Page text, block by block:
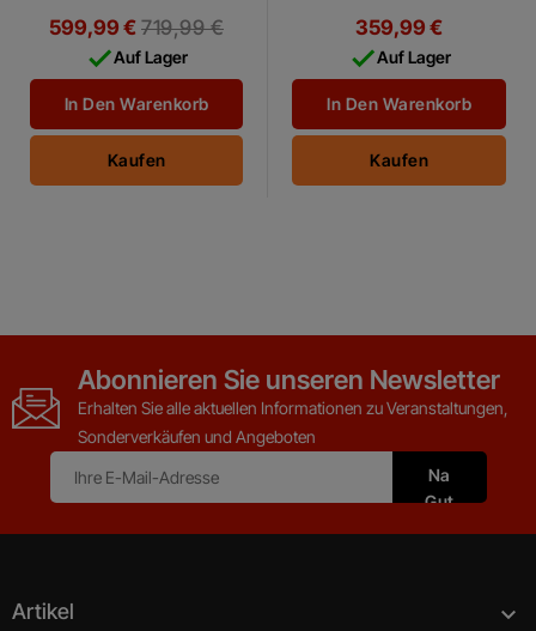
PWC und Sportboot-
SeaDoo. - Schneemobile
Skidoo und Lynx. - alle Can
Am - Fahrzeuge (ATV,...
599,99 € Regulärer
Preis
719,99 €
Auf Lager
In Den Warenkorb
Kaufen
the bench“ an BRP ECM,
ohne das Fahrzeug in die
Werkstatt zu bringen.
359,99 €
Auf Lager
In Den Warenkorb
Kaufen
Abonnieren Sie unseren Newsletter
Erhalten Sie alle aktuellen Informationen zu Veranstaltungen,
Sonderverkäufen und Angeboten
Artikel 